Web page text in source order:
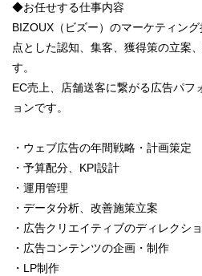
◆お任せする仕事内容
BIZOUX（ビズー）のマーケティン
点とした認知、集客、獲得策の立案
す。
EC売上、店舗送客に繋がる広告パフ
ョンです。
・ウェブ広告の年間戦略・計画策定
・予算配分、KPI設計
・運用管理
・データ分析、改善施策立案
・広告クリエイティブのディレクシ
・広告コンテンツの企画・制作
・LP制作